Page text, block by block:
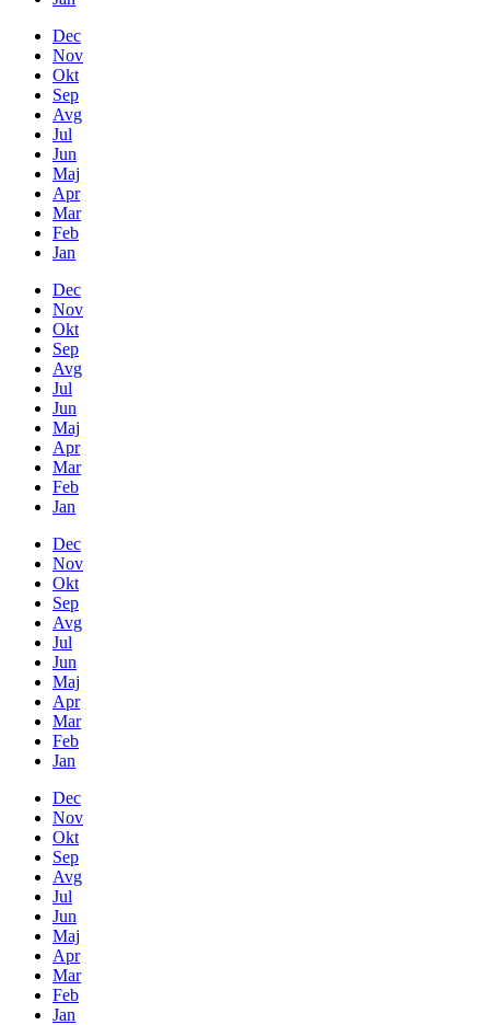
Dec
Nov
Okt
Sep
Avg
Jul
Jun
Maj
Apr
Mar
Feb
Jan
Dec
Nov
Okt
Sep
Avg
Jul
Jun
Maj
Apr
Mar
Feb
Jan
Dec
Nov
Okt
Sep
Avg
Jul
Jun
Maj
Apr
Mar
Feb
Jan
Dec
Nov
Okt
Sep
Avg
Jul
Jun
Maj
Apr
Mar
Feb
Jan